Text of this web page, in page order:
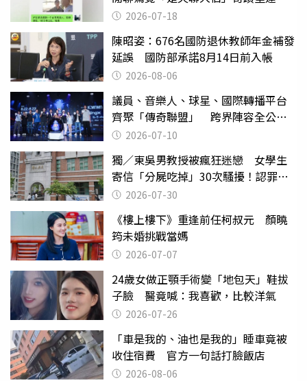
2026-07-18
陳昭姿：676名國防退休教師年金補發
延誤 國防部承諾8月14日前入帳
2026-08-06
議員、音樂人、球星、國際轉播平台
齊聚「傳奇聯盟」 跨界陣容全公
開 劍指亞洲新傳奇聯賽
2026-07-10
獨／東吳男教授被瘋狂迷戀 女學生
寄信「分屍吃掉」30次騷擾！認罪免
關 2026-07-30
《樓上樓下》重逢前任柯叔元 顏曉
筠未婚挑戰當媽
2026-07-07
24歲女做正顎手術變「地包天」鞋拔
子臉 醫竟喊：我喜歡，比較洋氣
2026-07-26
「車是我的、油也是我的」睡車竟被
收住宿費 官方一句話打臉飯店
2026-08-06